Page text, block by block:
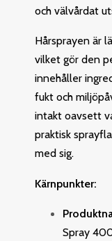
och välvårdat
Hårsprayen är
vilket gör den
innehåller
fukt och
intakt oavsett
praktisk
med sig.
Kärnpunkter:
Spray